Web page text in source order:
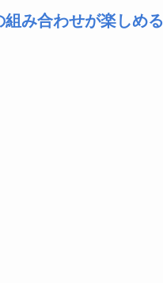
み合わせが楽しめる